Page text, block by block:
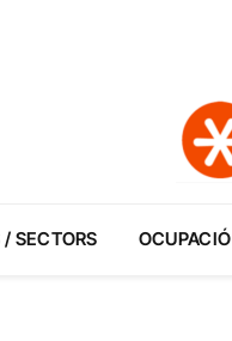
/ SECTORS OCUPACIÓ